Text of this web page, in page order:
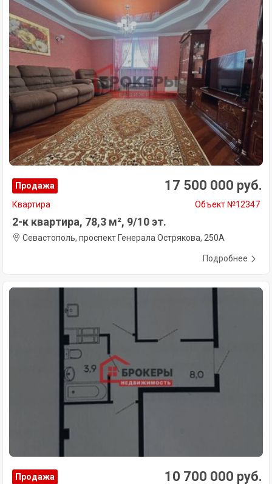
Продажа 17 500 000 руб.
Квартира Объект №12347
2-к квартира, 78,3 м², 9/10 эт.
Севастополь, проспект Генерала Острякова, 250А
Подробнее
Продажа 10 700 000 руб.